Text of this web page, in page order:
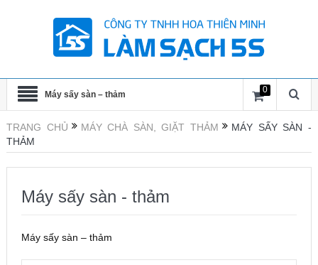
Máy sấy sàn – thảm 0
TRANG CHỦ MÁY CHÀ SÀN, GIẶT THẢM
MÁY SẤY SÀN -
THẢM
Máy sấy sàn - thảm
Máy sấy sàn – thảm